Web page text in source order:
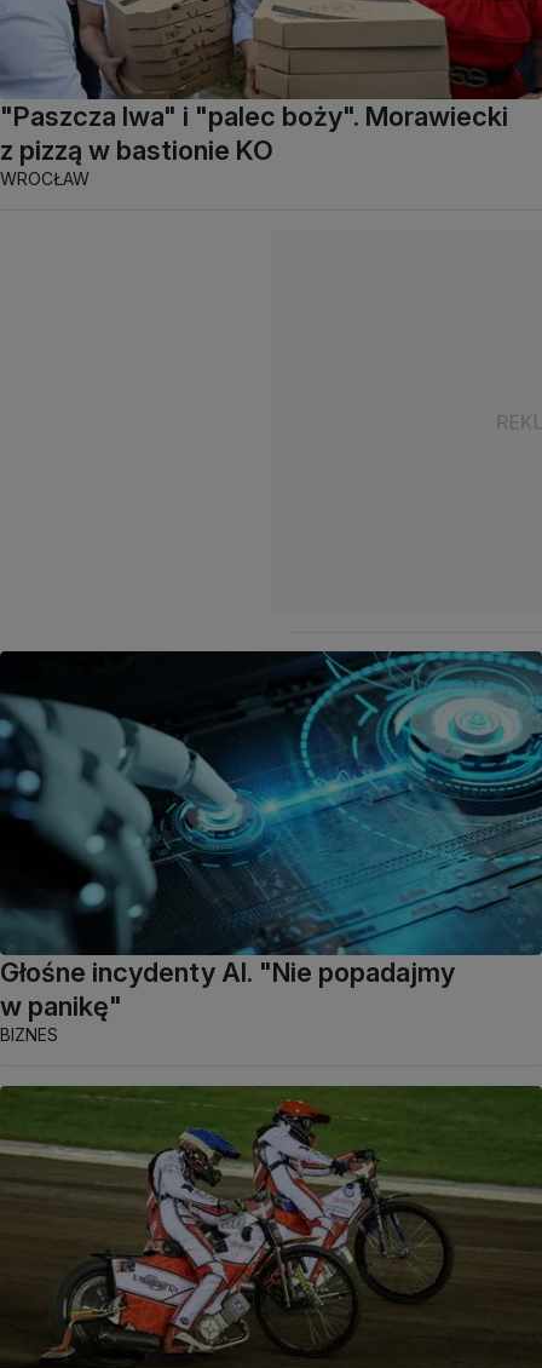
"Paszcza lwa" i "palec boży". Morawiecki
z pizzą w bastionie KO
WROCŁAW
Głośne incydenty AI. "Nie popadajmy
w panikę"
BIZNES